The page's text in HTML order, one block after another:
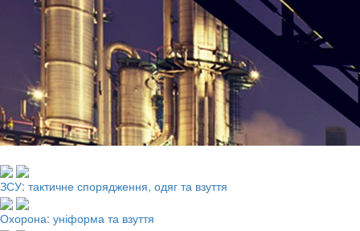
ЗСУ: тактичне спорядження, одяг та взуття
Охорона: уніформа та взуття